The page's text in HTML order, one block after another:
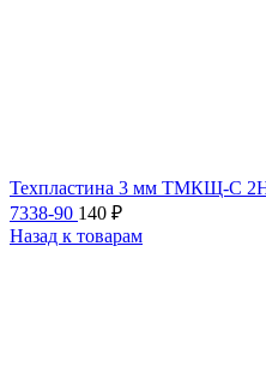
Техпластина 3 мм ТМКЩ-C
7338-90 140 ₽
Назад к товарам